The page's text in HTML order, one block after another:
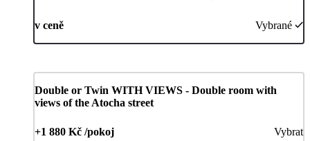
v ceně Vybrané
Double or Twin WITH VIEWS - Double room with
views of the Atocha street
+1 880 Kč /pokoj Vybrat